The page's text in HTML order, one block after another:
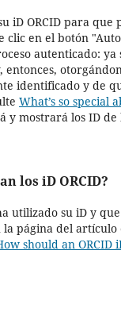
iD ORCID para
clic en el botón
autenticado: ya
entonces,
identificado y de
What’s so special
y mostrará los ID
los iD ORCID?
utilizado su iD y
página del
should an ORCID